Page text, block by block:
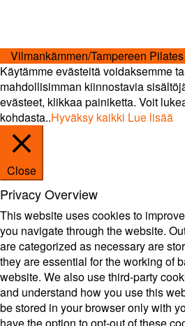
Vilmankämmen/Tampereen
Käytämme evästeitä voidaksemme
mahdollisimman kiinnostavia
evästeet, klikkaa painiketta. Voit
kohdasta..Hyväksy kaikki Lue lisää
Close
Privacy Overview
This website uses cookies to
you navigate through the website.
are categorized as necessary are
they are essential for the working of
website. We also use third-party
and understand how you use this
be stored in your browser only with